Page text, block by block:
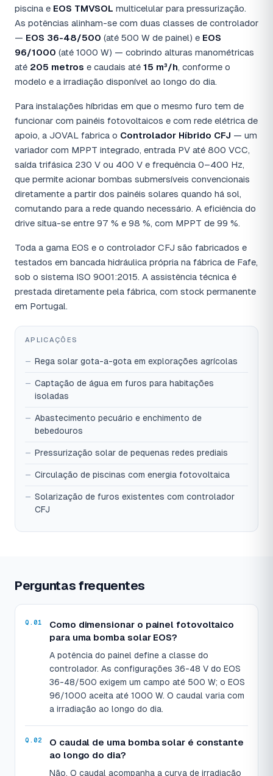
piscina e EOS TMVSOL multicelular para pressurização.
As potências alinham-se com duas classes de controlador
— EOS 36-48/500 (até 500 W de painel) e EOS
96/1000 (até 1000 W) — cobrindo alturas manométricas
até 205 metros e caudais até 15 m³/h, conforme o
modelo e a irradiação disponível ao longo do dia.
Para instalações híbridas em que o mesmo furo tem de
funcionar com painéis fotovoltaicos e com rede elétrica de
apoio, a JOVAL fabrica o Controlador Híbrido CFJ — um
variador com MPPT integrado, entrada PV até 800 VCC,
saída trifásica 230 V ou 400 V e frequência 0–400 Hz,
que permite acionar bombas submersíveis convencionais
diretamente a partir dos painéis solares quando há sol,
comutando para a rede quando necessário. A eficiência do
drive situa-se entre 97 % e 98 %, com MPPT de 99 %.
Toda a gama EOS e o controlador CFJ são fabricados e
testados em bancada hidráulica própria na fábrica de Fafe,
sob o sistema ISO 9001:2015. A assistência técnica é
prestada diretamente pela fábrica, com stock permanente
em Portugal.
APLICAÇÕES
Rega solar gota-a-gota em explorações agrícolas
Captação de água em furos para habitações
isoladas
Abastecimento pecuário e enchimento de
bebedouros
Pressurização solar de pequenas redes prediais
Circulação de piscinas com energia fotovoltaica
Solarização de furos existentes com controlador
CFJ
Perguntas frequentes
Como dimensionar o painel fotovoltaico
para uma bomba solar EOS?
A potência do painel define a classe do
controlador. As configurações 36-48 V do EOS
36-48/500 exigem um campo até 500 W; o EOS
96/1000 aceita até 1000 W. O caudal varia com
a irradiação ao longo do dia.
O caudal de uma bomba solar é constante
ao longo do dia?
Não. O caudal acompanha a curva de irradiação